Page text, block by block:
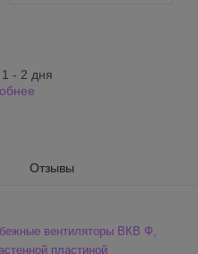
- 2 дня
Отзывы
вентиляторы ВКВ Ф,
пластиной